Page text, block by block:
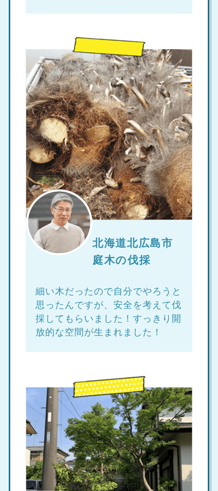
北海道北広島市
庭木の伐採
細い木だったので自分でやろうと
思ったんですが、安全を考えて伐
採してもらいました！すっきり開
放的な空間が生まれました！